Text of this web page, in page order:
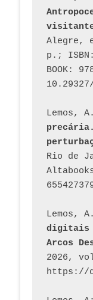
Alegre,
p.;
BOOK:
Lemos,
Rio de
Lemos,
digitais
Arcos
2026,
https://